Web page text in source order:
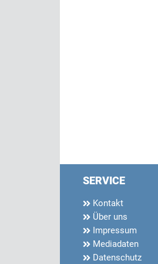
SERVICE
Kontakt
Über uns
Impressum
Mediadaten
Datenschutz